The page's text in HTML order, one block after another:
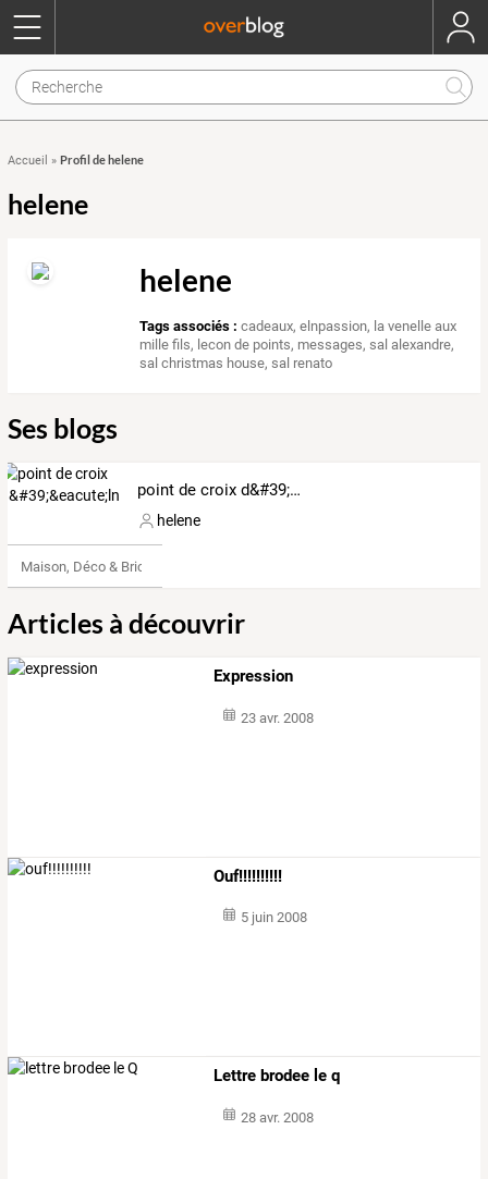
Accueil » Profil de helene
helene
helene
Tags associés : cadeaux,elnpassion, la venelle aux
mille fils, lecon de points, messages,sal alexandre,
sal christmas house,sal renato
Ses blogs
point de croix d&#39;&eacute;ln
helene
Maison, Déco & Bricolage
Articles à découvrir
Expression
23 avr. 2008
Ouf!!!!!!!!!!
5 juin 2008
Lettre brodee le q
28 avr. 2008